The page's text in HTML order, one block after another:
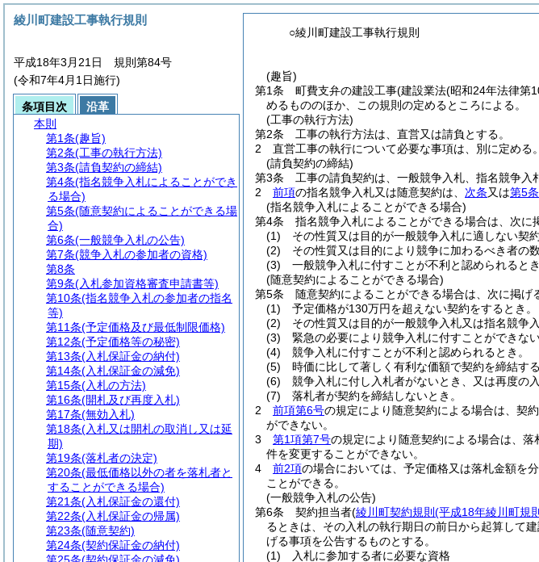
○綾川町建設工事執行規則
(趣旨)
第1条
町費支弁の建設工事(建設業法(昭和24年法律第
めるもののほか、この規則の定めるところによる。
(工事の執行方法)
第2条
工事の執行方法は、直営又は請負とする。
2
直営工事の執行について必要な事項は、別に定める。
(請負契約の締結)
第3条
工事の請負契約は、一般競争入札、指名競争入
2
前項の指名競争入札又は随意契約は、 次条又は第5
(指名競争入札によることができる場合)
第4条
指名競争入札によることができる場合は、次に
(1)
その性質又は目的が一般競争入札に適しない契
(2)
その性質又は目的により競争に加わるべき者の
(3)
一般競争入札に付すことが不利と認められるとき
(随意契約によることができる場合)
第5条
随意契約によることができる場合は、次に掲げ
(1)
予定価格が130万円を超えない契約をするとき。
(2)
その性質又は目的が一般競争入札又は指名競争
(3)
緊急の必要により競争入札に付すことができない
(4)
競争入札に付すことが不利と認められるとき。
(5)
時価に比して著しく有利な価額で契約を締結す
(6)
競争入札に付し入札者がないとき、又は再度の
(7)
落札者が契約を締結しないとき。
2
前項第6号の規定により随意契約による場合は、契
ができない。
3
第1項第7号の規定により随意契約による場合は、
件を変更することができない。
4
前2項の場合においては、予定価格又は落札金額を
ことができる。
(一般競争入札の公告)
第6条
契約担当者(綾川町契約規則 (平成18年綾川町規
るときは、その入札の執行期日の前日から起算して
げる事項を公告するものとする。
(1)
入札に参加する者に必要な資格
綾川町建設工事執行規則
平成18年3月21日 規則第84号
(令和7年4月1日施行)
条項目次
沿革
本則
第1条(趣旨)
第2条(工事の執行方法)
第3条(請負契約の締結)
第4条(指名競争入札によることができ
る場合)
第5条(随意契約によることができる場
合)
第6条(一般競争入札の公告)
第7条(競争入札の参加者の資格)
第8条
第9条(入札参加資格審査申請書等)
第10条(指名競争入札の参加者の指名
等)
第11条(予定価格及び最低制限価格)
第12条(予定価格等の秘密)
第13条(入札保証金の納付)
第14条(入札保証金の減免)
第15条(入札の方法)
第16条(開札及び再度入札)
第17条(無効入札)
第18条(入札又は開札の取消し又は延
期)
第19条(落札者の決定)
第20条(最低価格以外の者を落札者と
することができる場合)
第21条(入札保証金の還付)
第22条(入札保証金の帰属)
第23条(随意契約)
第24条(契約保証金の納付)